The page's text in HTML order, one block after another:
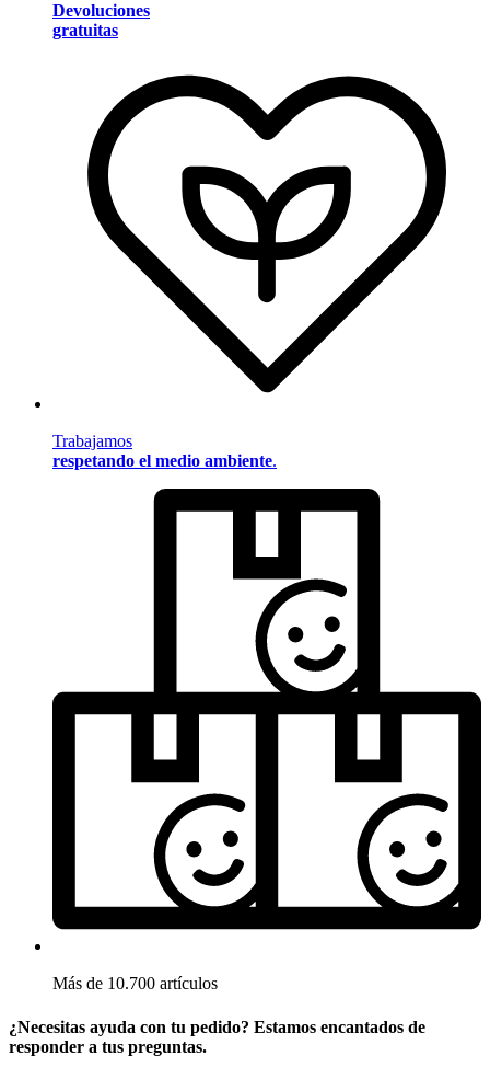
Devoluciones
gratuitas
Trabajamos
respetando el medio ambiente.
Más de 10.700 artículos
¿Necesitas ayuda con tu pedido? Estamos encantados de
responder a tus preguntas.